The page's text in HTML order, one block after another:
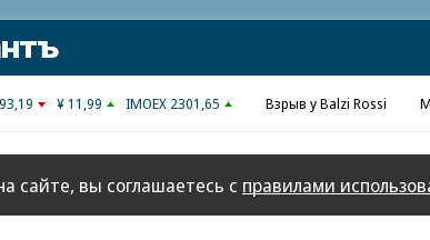
¥ 11,99 IMOEX 2301,65 Взрыв у Balzi Rossi
сайте, вы соглашаетесь с правилами